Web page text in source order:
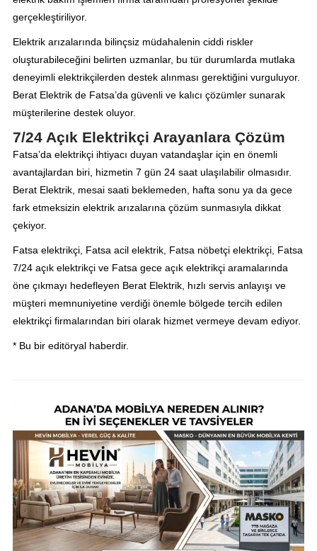
gerçekleştiriliyor.
Elektrik arızalarında bilinçsiz müdahalenin ciddi riskler
oluşturabileceğini belirten uzmanlar, bu tür durumlarda mutlaka
deneyimli elektrikçilerden destek alınması gerektiğini vurguluyor.
Berat Elektrik de Fatsa’da güvenli ve kalıcı çözümler sunarak
müşterilerine destek oluyor.
7/24 Açık Elektrikçi Arayanlara Çözüm
Fatsa’da elektrikçi ihtiyacı duyan vatandaşlar için en önemli
avantajlardan biri, hizmetin 7 gün 24 saat ulaşılabilir olmasıdır.
Berat Elektrik, mesai saati beklemeden, hafta sonu ya da gece
fark etmeksizin elektrik arızalarına çözüm sunmasıyla dikkat
çekiyor.
Fatsa elektrikçi, Fatsa acil elektrik, Fatsa nöbetçi elektrikçi, Fatsa
7/24 açık elektrikçi ve Fatsa gece açık elektrikçi aramalarında
öne çıkmayı hedefleyen Berat Elektrik, hızlı servis anlayışı ve
müşteri memnuniyetine verdiği önemle bölgede tercih edilen
elektrikçi firmalarından biri olarak hizmet vermeye devam ediyor.
* Bu bir editöryal haberdir.